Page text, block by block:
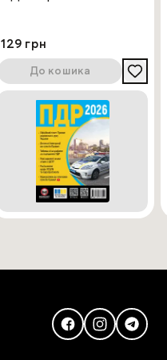
129 грн
До кошика